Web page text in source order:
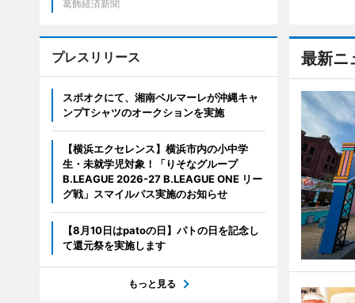
最新ニ
葛飾経済新聞
プレスリリース
スポオクにて、湘南ベルマーレが沖縄キャ
ンプTシャツのオークションを実施
【横浜エクセレンス】横浜市内の小中学
生・未就学児対象！「りそなグループ
B.LEAGUE 2026-27 B.LEAGUE ONE リー
グ戦」スマイルパス実施のお知らせ
【8月10日はpatoの日】パトの日を記念し
て還元祭を実施します
もっと見る